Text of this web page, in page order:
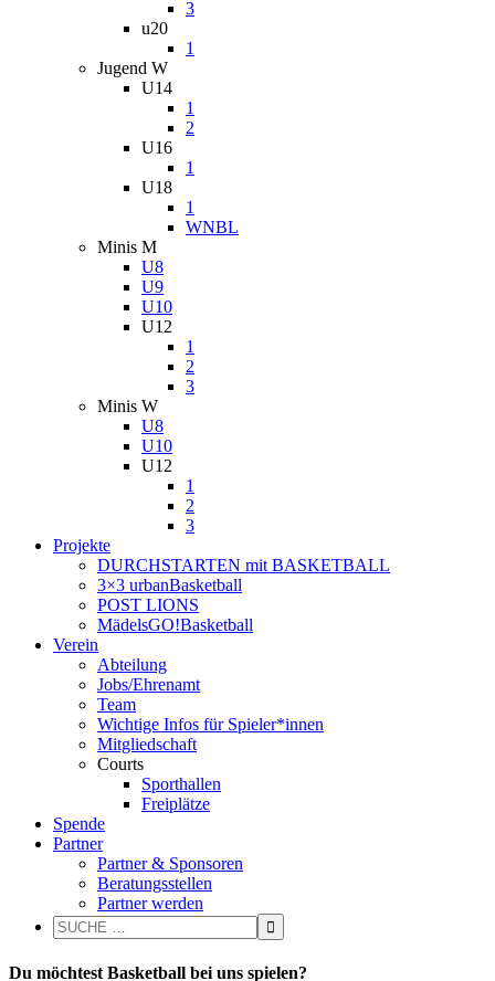
3
u20
1
Jugend W
U14
1
2
U16
1
U18
1
WNBL
Minis M
U8
U9
U10
U12
1
2
3
Minis W
U8
U10
U12
1
2
3
Projekte
DURCHSTARTEN mit BASKETBALL
3×3 urbanBasketball
POST LIONS
MädelsGO!Basketball
Verein
Abteilung
Jobs/Ehrenamt
Team
Wichtige Infos für Spieler*innen
Mitgliedschaft
Courts
Sporthallen
Freiplätze
Spende
Partner
Partner & Sponsoren
Beratungsstellen
Partner werden
Du möchtest Basketball bei uns spielen?